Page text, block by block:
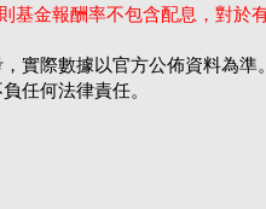
基金報酬率不包含配息，對於
實際數據以官方公佈資料為
任何法律責任。